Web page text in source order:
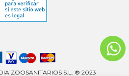
ZOOSANITARIOS S.L. ® 2023